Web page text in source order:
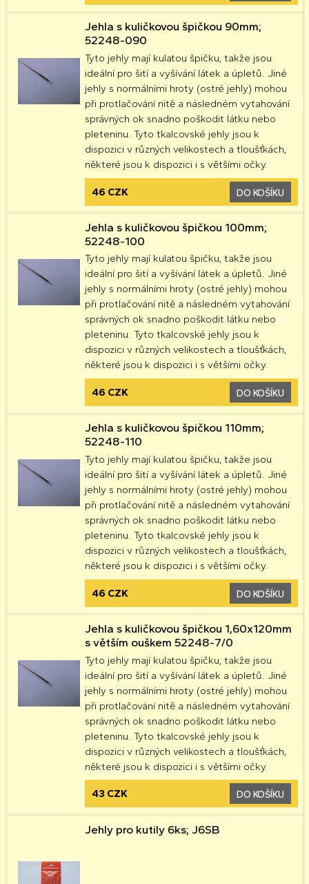
Jehla s kuličkovou špičkou 90mm;
52248-090
Tyto jehly mají kulatou špičku, takže jsou
ideální pro šití a vyšívání látek a úpletů. Jiné
jehly s normálními hroty (ostré jehly) mohou
při protlačování nitě a následném vytahování
správných ok snadno poškodit látku nebo
pleteninu. Tyto tkalcovské jehly jsou k
dispozici v různých velikostech a tloušťkách,
některé jsou k dispozici i s většími očky.
46 CZK DO KOŠÍKU
Jehla s kuličkovou špičkou 100mm;
52248-100
Tyto jehly mají kulatou špičku, takže jsou
ideální pro šití a vyšívání látek a úpletů. Jiné
jehly s normálními hroty (ostré jehly) mohou
při protlačování nitě a následném vytahování
správných ok snadno poškodit látku nebo
pleteninu. Tyto tkalcovské jehly jsou k
dispozici v různých velikostech a tloušťkách,
některé jsou k dispozici i s většími očky.
46 CZK DO KOŠÍKU
Jehla s kuličkovou špičkou 110mm;
52248-110
Tyto jehly mají kulatou špičku, takže jsou
ideální pro šití a vyšívání látek a úpletů. Jiné
jehly s normálními hroty (ostré jehly) mohou
při protlačování nitě a následném vytahování
správných ok snadno poškodit látku nebo
pleteninu. Tyto tkalcovské jehly jsou k
dispozici v různých velikostech a tloušťkách,
některé jsou k dispozici i s většími očky.
46 CZK DO KOŠÍKU
Jehla s kuličkovou špičkou 1,60x120mm
s větším ouškem 52248-7/0
Tyto jehly mají kulatou špičku, takže jsou
ideální pro šití a vyšívání látek a úpletů. Jiné
jehly s normálními hroty (ostré jehly) mohou
při protlačování nitě a následném vytahování
správných ok snadno poškodit látku nebo
pleteninu. Tyto tkalcovské jehly jsou k
dispozici v různých velikostech a tloušťkách,
některé jsou k dispozici i s většími očky.
43 CZK DO KOŠÍKU
Jehly pro kutily 6ks; J6SB